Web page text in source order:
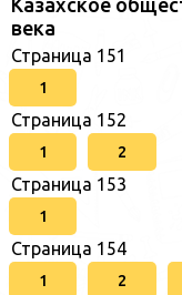
века
Страница 151
1
Страница 152
1 2
Страница 153
1
Страница 154
1 2